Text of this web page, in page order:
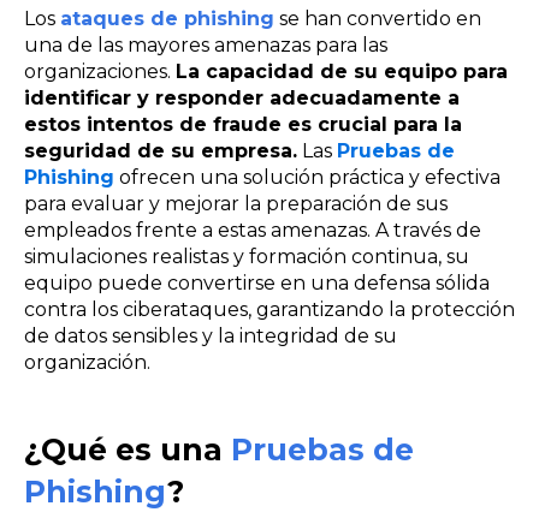
Los ataques de phishing se han convertido en
una de las mayores amenazas para las
organizaciones. La capacidad de su equipo para
identificar y responder adecuadamente a
estos intentos de fraude es crucial para la
seguridad de su empresa. Las Pruebas de
Phishing ofrecen una solución práctica y efectiva
para evaluar y mejorar la preparación de sus
empleados frente a estas amenazas. A través de
simulaciones realistas y formación continua, su
equipo puede convertirse en una defensa sólida
contra los ciberataques, garantizando la protección
de datos sensibles y la integridad de su
organización.
¿Qué es una Pruebas de
Phishing?